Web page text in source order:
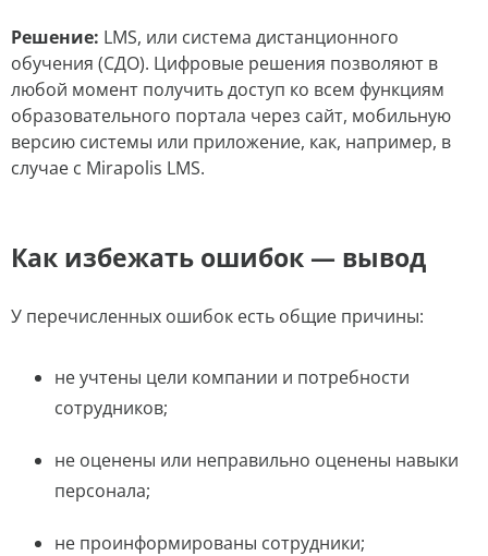
Решение: LMS, или система дистанционного
обучения (СДО). Цифровые решения позволяют в
любой момент получить доступ ко всем функциям
образовательного портала через сайт, мобильную
версию системы или приложение, как, например, в
случае с Mirapolis LMS.
Как избежать ошибок — вывод
У перечисленных ошибок есть общие причины:
не учтены цели компании и потребности
сотрудников;
не оценены или неправильно оценены навыки
персонала;
не проинформированы сотрудники;